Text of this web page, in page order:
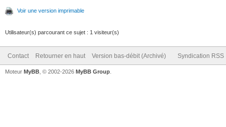
Voir une version imprimable
Utilisateur(s) parcourant ce sujet : 1 visiteur(s)
Contact Retourner en haut Version bas-débit (Archivé) Syndication RSS
Moteur MyBB , © 2002-2026 MyBB Group